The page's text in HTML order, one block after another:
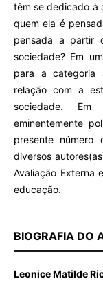
têm se dedicado à
quem ela é
pensada a partir
sociedade? Em
para a categoria
relação com a
sociedade.
eminentemente
presente número
diversos
Avaliação Externa
educação.
BIOGRAFIA DO
Leonice Matilde